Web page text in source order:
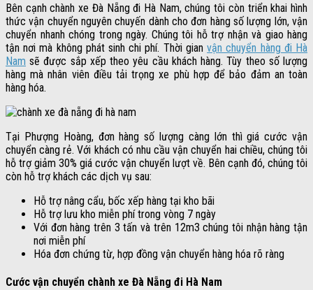
Bên cạnh chành xe Đà Nẵng đi Hà Nam, chúng tôi còn triển khai hình
thức vận chuyển nguyên chuyến dành cho đơn hàng số lượng lớn, vận
chuyển nhanh chóng trong ngày. Chúng tôi hỗ trợ nhận và giao hàng
tận nơi mà không phát sinh chi phí. Thời gianvận chuyển hàng đi Hà
Nam sẽ được sắp xếp theo yêu cầu khách hàng. Tùy theo số lượng
hàng mà nhân viên điều tải trọng xe phù hợp để bảo đảm an toàn
hàng hóa.
Tại Phượng Hoàng, đơn hàng số lượng càng lớn thì giá cước vận
chuyển càng rẻ. Với khách có nhu cầu vận chuyển hai chiều, chúng tôi
hỗ trợ giảm 30% giá cước vận chuyển lượt về. Bên cạnh đó, chúng tôi
còn hỗ trợ khách các dịch vụ sau:
Hỗ trợ nâng cẩu, bốc xếp hàng tại kho bãi
Hỗ trợ lưu kho miễn phí trong vòng 7 ngày
Với đơn hàng trên 3 tấn và trên 12m3 chúng tôi nhận hàng tận
nơi miễn phí
Hóa đơn chứng từ, hợp đồng vận chuyển hàng hóa rõ ràng
Cước vận chuyển chành xe Đà Nẵng đi Hà Nam